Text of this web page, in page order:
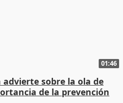
01:46
advierte sobre la ola de
de la prevención